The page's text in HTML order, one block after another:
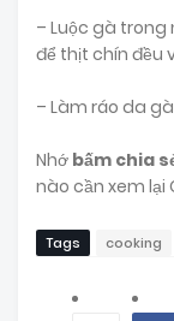
– Luộc gà trong
để thịt chín đều
– Làm ráo da
Nhớ bấm chia
nào cần xem lại
Tags cooking